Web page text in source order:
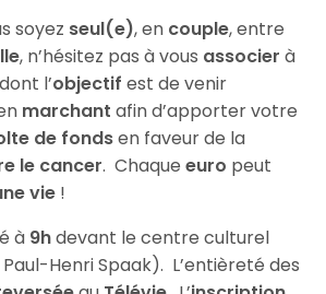
soyez seul(e), en couple, entre
, n’hésitez pas à vous associer à
dont l’objectif est de venir
marchant afin d’apporter votre
de fondsen faveur de la
le cancer. Chaqueeuro peut
vie !
à 9hdevant le centre culturel
Henri Spaak). L’entièreté des